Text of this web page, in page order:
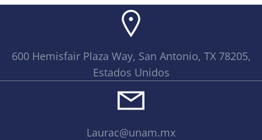
600 Hemisfair Plaza Way, San Antonio, TX 78205,
Estados Unidos
Laurac@unam.mx